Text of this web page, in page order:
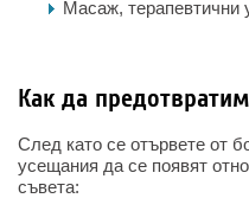
Масаж, терапевтични
Как да
След като се отървете от
усещания да се появят
съвета: